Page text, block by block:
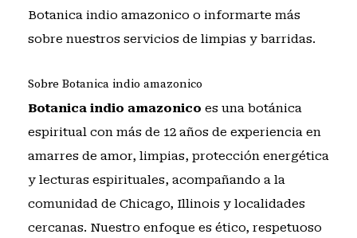
Botanica indio amazonico o informarte más
sobre nuestros servicios de limpias y barridas.
Sobre Botanica indio amazonico
Botanica indio amazonico es una botánica
espiritual con más de 12 años de experiencia en
amarres de amor, limpias, protección energética
y lecturas espirituales, acompañando a la
comunidad de Chicago, Illinois y localidades
cercanas. Nuestro enfoque es ético, respetuoso